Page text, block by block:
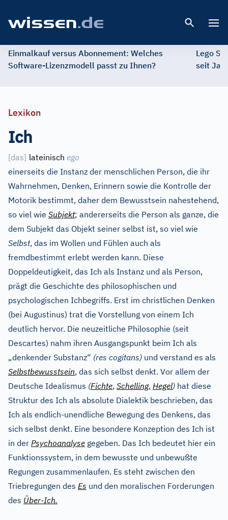
Einmalkauf versus Abonnement: Welches
Software-Lizenzmodell passt zu Ihnen?
Lego
seit
Lexikon
Ich
[das] lateinisch ego
einerseits die Instanz der menschlichen Person, die ihr
Wahrnehmen, Denken, Erinnern sowie die Kontrolle der
Motorik bestimmt, daher dem Bewusstsein nahestehend,
so viel wie Subjekt; andererseits die Person als ganze, die
dem Subjekt das Objekt seiner selbst ist, so viel wie
Selbst, das im Wollen und Fühlen auch als
fremdbestimmt erlebt werden kann. Diese
Doppeldeutigkeit, das Ich als Instanz und als Person,
prägt die Geschichte des philosophischen und
psychologischen Ichbegriffs. Erst im christlichen Denken
(bei Augustinus) trat die Vorstellung von einem Ich
deutlich hervor. Die neuzeitliche Philosophie (seit
Descartes) nahm ihren Ausgangspunkt beim Ich als
„denkender Substanz“ (res cogitans) und verstand es als
Selbstbewusstsein, das sich selbst denkt. Vor allem der
Deutsche Idealismus (Fichte, Schelling, Hegel) hat diese
Struktur des Ich als absolute Dialektik beschrieben, das
Ich als endlich-unendliche Bewegung des Denkens, das
sich selbst denkt. Eine besondere Konzeption des Ich ist
in der Psychoanalyse gegeben. Das Ich bedeutet hier ein
Funktionssystem, in dem bewusste und unbewußte
Regungen zusammenlaufen. Es steht zwischen den
Triebregungen des Es und den moralischen Forderungen
des Über-Ich.